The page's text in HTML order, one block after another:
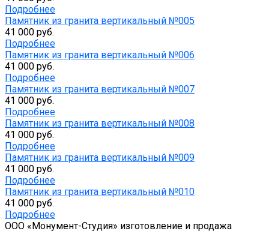
Подробнее
Памятник из гранита вертикальный №005
41 000 руб.
Подробнее
Памятник из гранита вертикальный №006
41 000 руб.
Подробнее
Памятник из гранита вертикальный №007
41 000 руб.
Подробнее
Памятник из гранита вертикальный №008
41 000 руб.
Подробнее
Памятник из гранита вертикальный №009
41 000 руб.
Подробнее
Памятник из гранита вертикальный №010
41 000 руб.
Подробнее
ООО «Монумент-Студия» изготовление и продажа